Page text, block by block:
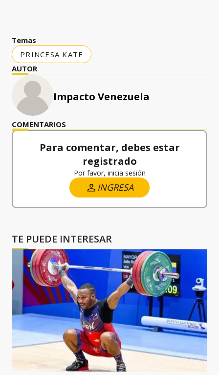
Temas
PRINCESA KATE
AUTOR
Impacto Venezuela
COMENTARIOS
Para comentar, debes estar
registrado
Por favor, inicia sesión
INGRESA
TE PUEDE INTERESAR